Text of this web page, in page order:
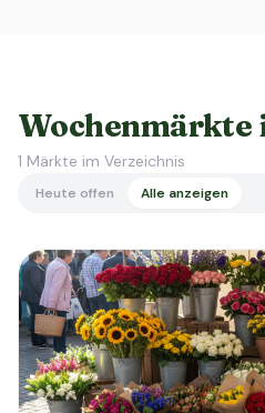
Wochenmärkte
1 Märkte im Verzeichnis
Heute offen Alle anzeigen